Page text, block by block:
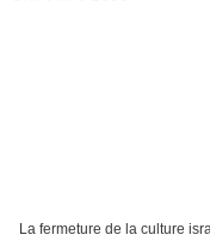
La fermeture de la culture